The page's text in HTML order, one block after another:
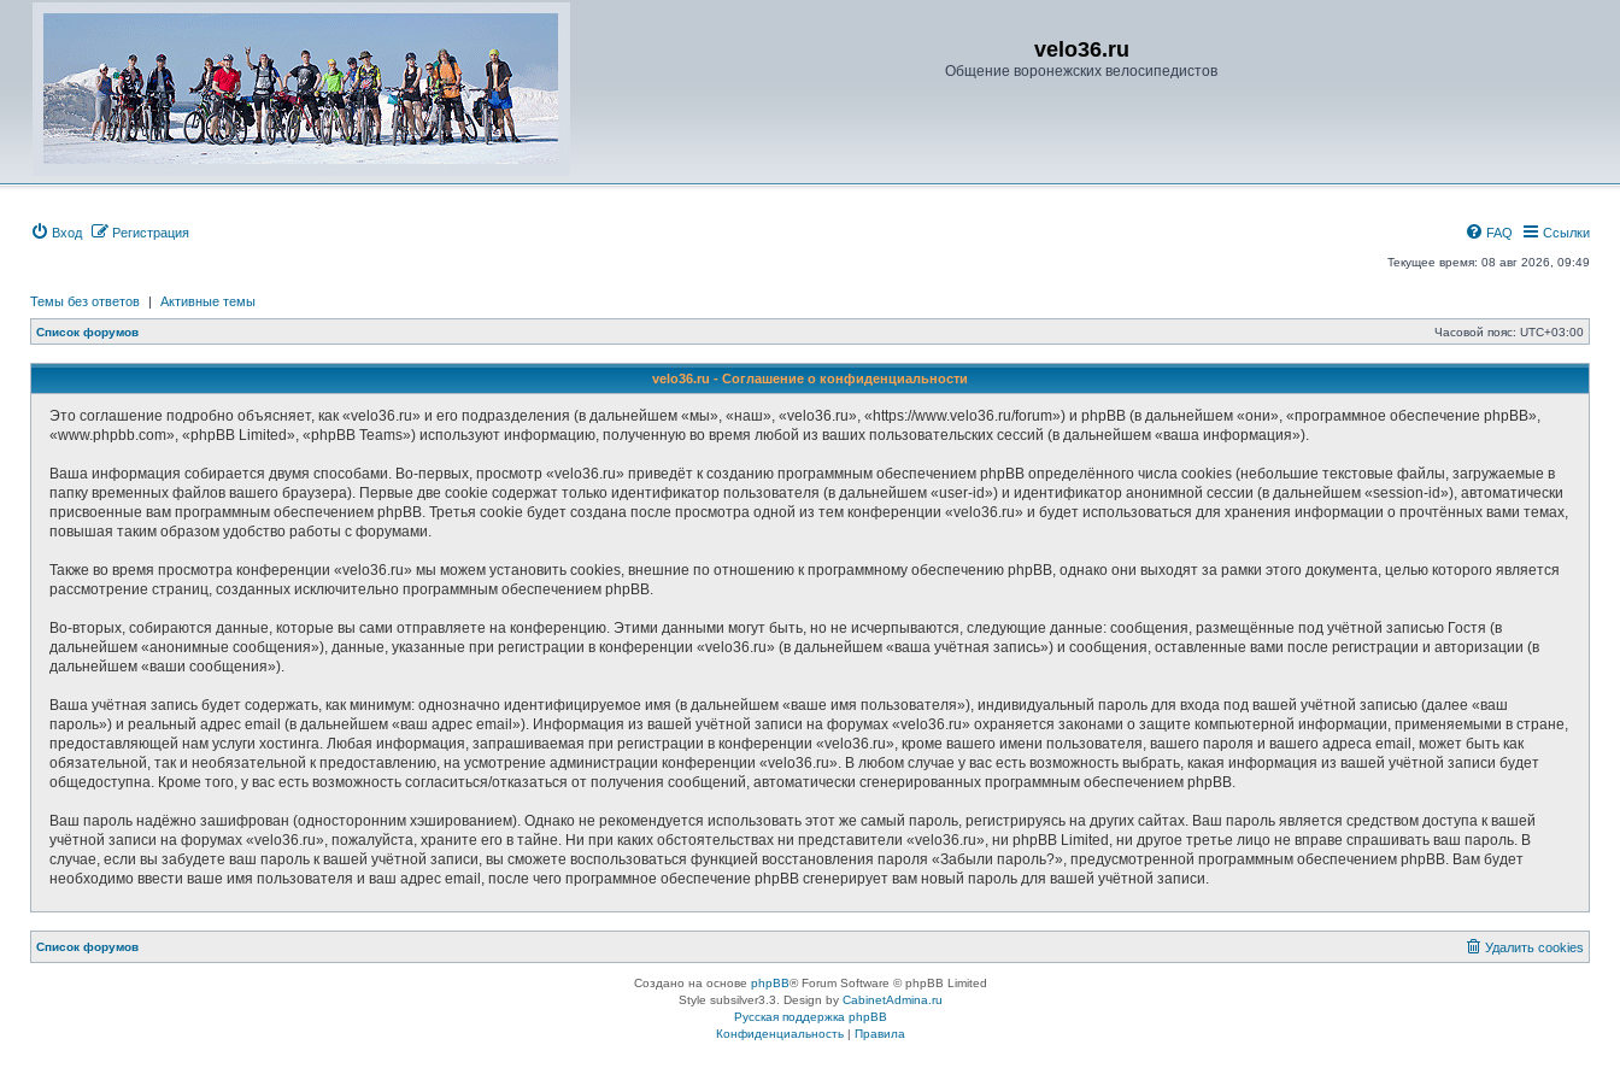
velo36.ru
Общение воронежских велосипедистов
Вход Регистрация Ссылки
FAQ
Текущее время: 08 авг 2026, 09:49
Темы без ответов | Активные темы
Список форумов Часовой пояс: UTC+03:00
velo36.ru - Соглашение о конфиденциальности
Это соглашение подробно объясняет, как «velo36.ru» и его подразделения (в дальнейшем «мы», «наш», «velo36.ru», «https://www.velo36.ru/forum») и phpBB (в дальнейшем «они», «программное обеспечение phpBB»,
«www.phpbb.com», «phpBB Limited», «phpBB Teams») используют информацию, полученную во время любой из ваших пользовательских сессий (в дальнейшем «ваша информация»).
Ваша информация собирается двумя способами. Во-первых, просмотр «velo36.ru» приведёт к созданию программным обеспечением phpBB определённого числа cookies (небольшие текстовые файлы, загружаемые в
папку временных файлов вашего браузера). Первые две cookie содержат только идентификатор пользователя (в дальнейшем «user-id») и идентификатор анонимной сессии (в дальнейшем «session-id»), автоматически
присвоенные вам программным обеспечением phpBB. Третья cookie будет создана после просмотра одной из тем конференции «velo36.ru» и будет использоваться для хранения информации о прочтённых вами темах,
повышая таким образом удобство работы с форумами.
Также во время просмотра конференции «velo36.ru» мы можем установить cookies, внешние по отношению к программному обеспечению phpBB, однако они выходят за рамки этого документа, целью которого является
рассмотрение страниц, созданных исключительно программным обеспечением phpBB.
Во-вторых, собираются данные, которые вы сами отправляете на конференцию. Этими данными могут быть, но не исчерпываются, следующие данные: сообщения, размещённые под учётной записью Гостя (в
дальнейшем «анонимные сообщения»), данные, указанные при регистрации в конференции «velo36.ru» (в дальнейшем «ваша учётная запись») и сообщения, оставленные вами после регистрации и авторизации (в
дальнейшем «ваши сообщения»).
Ваша учётная запись будет содержать, как минимум: однозначно идентифицируемое имя (в дальнейшем «ваше имя пользователя»), индивидуальный пароль для входа под вашей учётной записью (далее «ваш
пароль») и реальный адрес email (в дальнейшем «ваш адрес email»). Информация из вашей учётной записи на форумах «velo36.ru» охраняется законами о защите компьютерной информации, применяемыми в стране,
предоставляющей нам услуги хостинга. Любая информация, запрашиваемая при регистрации в конференции «velo36.ru», кроме вашего имени пользователя, вашего пароля и вашего адреса email, может быть как
обязательной, так и необязательной к предоставлению, на усмотрение администрации конференции «velo36.ru». В любом случае у вас есть возможность выбрать, какая информация из вашей учётной записи будет
общедоступна. Кроме того, у вас есть возможность согласиться/отказаться от получения сообщений, автоматически сгенерированных программным обеспечением phpBB.
Ваш пароль надёжно зашифрован (односторонним хэшированием). Однако не рекомендуется использовать этот же самый пароль, регистрируясь на других сайтах. Ваш пароль является средством доступа к вашей
учётной записи на форумах «velo36.ru», пожалуйста, храните его в тайне. Ни при каких обстоятельствах ни представители «velo36.ru», ни phpBB Limited, ни другое третье лицо не вправе спрашивать ваш пароль. В
случае, если вы забудете ваш пароль к вашей учётной записи, вы сможете воспользоваться функцией восстановления пароля «Забыли пароль?», предусмотренной программным обеспечением phpBB. Вам будет
необходимо ввести ваше имя пользователя и ваш адрес email, после чего программное обеспечение phpBB сгенерирует вам новый пароль для вашей учётной записи.
Список форумов Удалить cookies
Создано на основе phpBB® Forum Software © phpBB Limited
Style subsilver3.3. Design by CabinetAdmina.ru
Русская поддержка phpBB
Конфиденциальность| Правила